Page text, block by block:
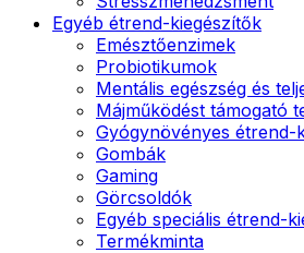
Egyéb étrend-kiegészítők
Emésztőenzimek
Probiotikumok
Mentális egészség és
Májműködést támogató
Gyógynövényes étrend-
Gombák
Gaming
Görcsoldók
Egyéb speciális étrend-
Termékminta